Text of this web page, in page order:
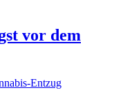
vor dem